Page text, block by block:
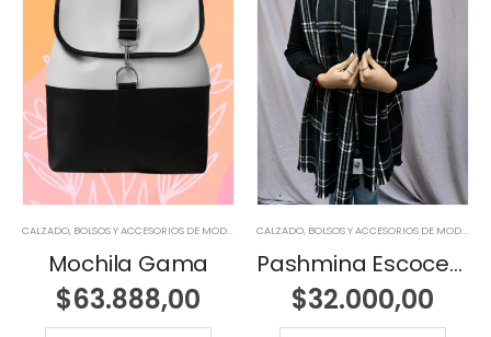
NOVEDADES,NOVEDADES CALZADO, BOLSOS Y ACCESORIOS DE MODA NOVEDADES,NOVEDADES
Mochila Gama
$63.888,00
CALZADO, BOLSOS Y ACCESORIOS DE MODA
Pashmina Escocesa
$32.000,00